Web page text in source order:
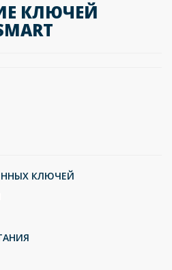
КЛЮЧЕЙ
КЛЮЧЕЙ